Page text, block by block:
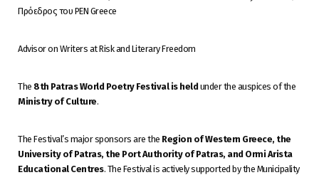
Πρόεδρος του PEN Greece
Advisor on Writers at Risk and Literary Freedom
The 8th Patras World Poetry Festival is held under the auspices of the
Ministry of Culture.
The Festival’s major sponsors are the Region of Western Greece, the
University of Patras, the Port Authority of Patras, and Ormi Arista
Educational Centres. The Festival is actively supported by the Municipality